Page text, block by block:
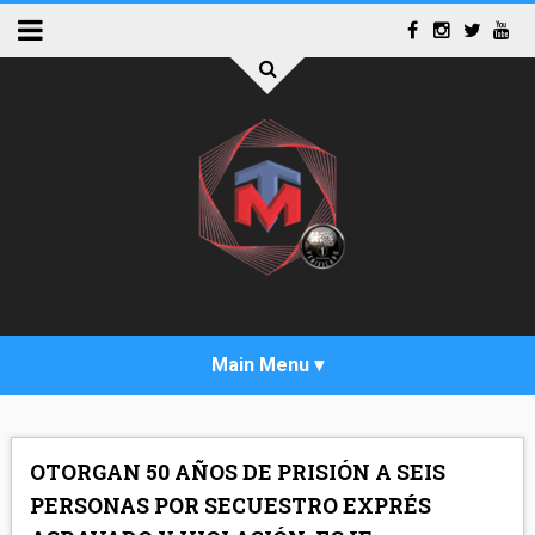
OTORGAN 50 AÑOS DE PRISIÓN A SEIS
PERSONAS POR SECUESTRO EXPRÉS